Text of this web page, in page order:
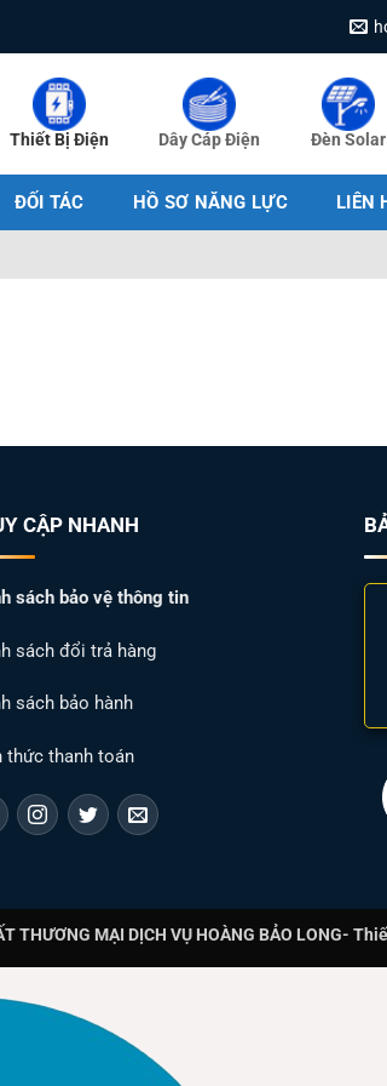
Thiết Bị Điện Dây Cáp Điện Đèn Solar
ĐỐI TÁC HỒ SƠ NĂNG LỰC LIÊN
CẬP NHANH
sách bảo vệ thông tin
sách đổi trả hàng
sách bảo hành
thức thanh toán
THƯƠNG MẠI DỊCH VỤ HOÀNG BẢO LONG-